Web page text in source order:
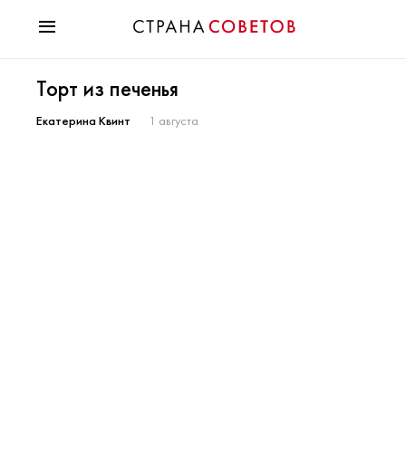
Мода
Звезды
Торт из печенья
Екатерина Квинт 1 августа